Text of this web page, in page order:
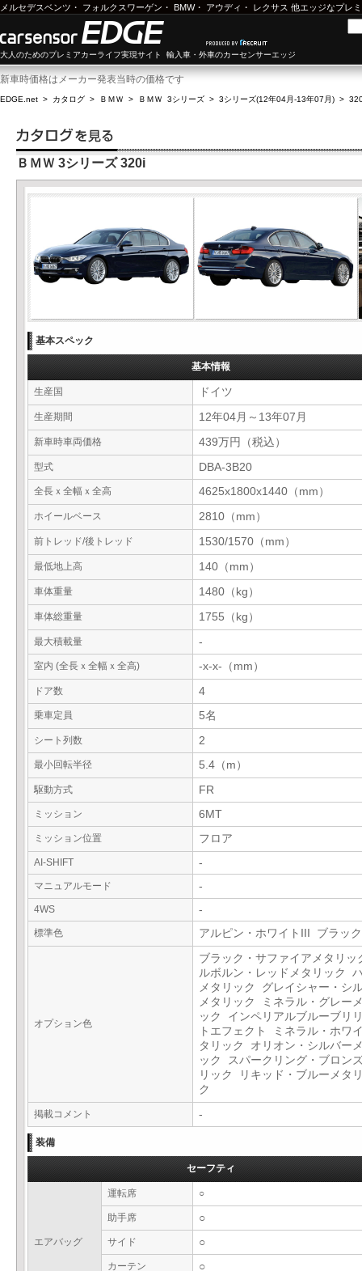
メルセデスベンツ ・ フォルクスワーゲン ・ BMW・ アウディ ・ レクサス 他エッジなプレ
大人のためのプレミアカーライフ実現サイト 輸入車・外車のカーセンサーエッジ
新車時価格はメーカー発表当時の価格です
EDGE.net > カタログ > ＢＭＷ > ＢＭＷ 3シリーズ > 3シリーズ(12年04月-13年07月) >
ＢＭＷ 3シリーズ 320i
基本スペック
基本情報
生産国 ドイツ
生産期間 12年04月～13年07月
新車時車両価格 439万円（税込）
型式 DBA-3B20
全長ｘ全幅ｘ全高 4625x1800x1440（mm）
ホイールベース 2810（mm）
前トレッド/後トレッド 1530/1570（mm）
最低地上高 140（mm）
車体重量 1480（kg）
車体総重量 1755（kg）
最大積載量 -
室内 (全長ｘ全幅ｘ全高) -x-x-（mm）
ドア数 4
乗車定員 5名
シート列数 2
最小回転半径 5.4（m）
駆動方式 FR
ミッション 6MT
ミッション位置 フロア
AI-SHIFT -
マニュアルモード -
4WS -
標準色 アルピン・ホワイトIII ブラッ
オプション色
ブラック・サファイアメタリ
ルボルン・レッドメタリック
メタリック グレイシャー・シ
メタリック ミネラル・グレー
ック インペリアルブルーブリ
トエフェクト ミネラル・ホワ
タリック オリオン・シルバー
ック スパークリング・ブロン
リック リキッド・ブルーメタ
ク
掲載コメント -
装備
セーフティ
エアバッグ
運転席 ○
助手席 ○
サイド ○
カーテン ○